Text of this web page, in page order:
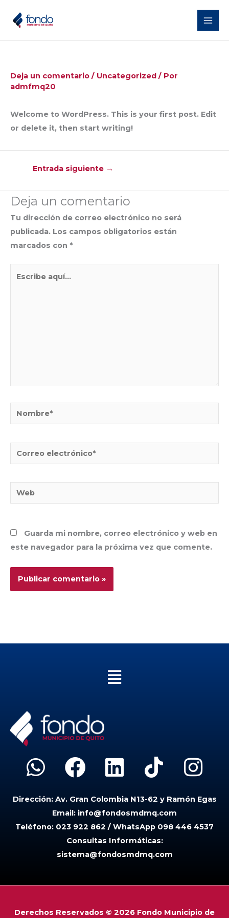
Deja un comentario / Uncategorized / Por
admfmq20
Welcome to WordPress. This is your first post. Edit
or delete it, then start writing!
Entrada siguiente →
Deja un comentario
Tu dirección de correo electrónico no será
publicada. Los campos obligatorios están
marcados con *
Nombre*
Correo
electrónico*
Web
Guarda mi nombre, correo electrónico y web en
este navegador para la próxima vez que comente.
Menú
W
a
t
p
F
c
e
b
o
L
n
k
e
i
T
k
t
o
I
s
t
r
Dirección:Av. Gran Colombia N13-62 y Ramón Egas
Email: info@fondosmdmq.com
Teléfono: 023 922 862 / WhatsApp 098 446 4537
Consultas Informáticas:
sistema@fondosmdmq.com
Derechos Reservados © 2026 Fondo Municipio de